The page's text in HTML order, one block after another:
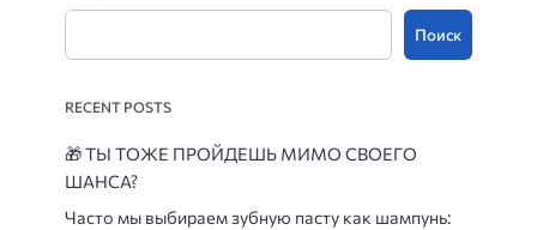
Поиск
RECENT POSTS
🎁ТЫ ТОЖЕ ПРОЙДЕШЬ МИМО СВОЕГО
ШАНСА?
Часто мы выбираем зубную пасту как шампунь: